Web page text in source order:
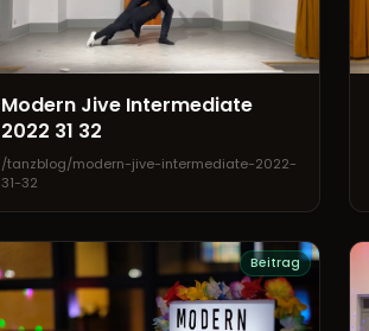
Modern Jive Intermediate
2022 31 32
/tanzblog/modern-jive-intermediate-2022-
31-32
Beitrag